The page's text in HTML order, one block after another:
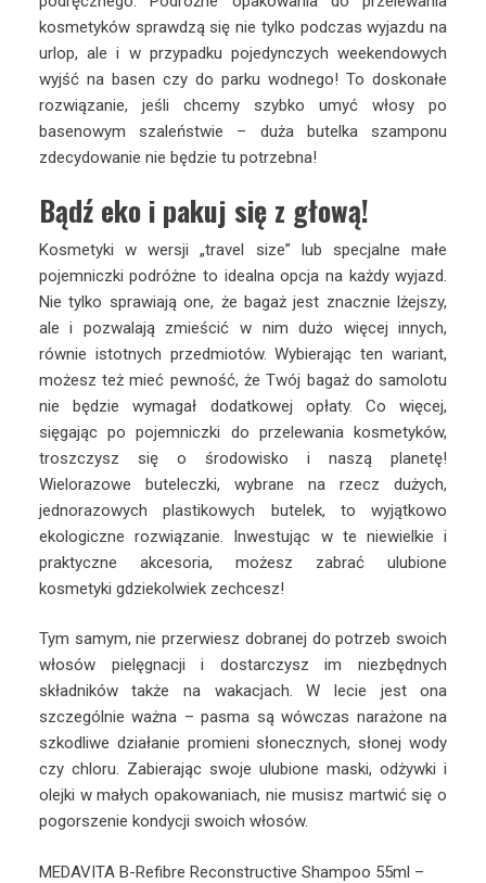
kosmetyków sprawdzą się nie tylko podczas wyjazdu na
urlop, ale i w przypadku pojedynczych weekendowych
wyjść na basen czy do parku wodnego! To doskonałe
rozwiązanie, jeśli chcemy szybko umyć włosy po
basenowym szaleństwie – duża butelka szamponu
zdecydowanie nie będzie tu potrzebna!
Bądź eko i pakuj się z głową!
Kosmetyki w wersji „travel size” lub specjalne małe
pojemniczki podróżne to idealna opcja na każdy wyjazd.
Nie tylko sprawiają one, że bagaż jest znacznie lżejszy,
ale i pozwalają zmieścić w nim dużo więcej innych,
równie istotnych przedmiotów. Wybierając ten wariant,
możesz też mieć pewność, że Twój bagaż do samolotu
nie będzie wymagał dodatkowej opłaty. Co więcej,
sięgając po pojemniczki do przelewania kosmetyków,
troszczysz się o środowisko i naszą planetę!
Wielorazowe buteleczki, wybrane na rzecz dużych,
jednorazowych plastikowych butelek, to wyjątkowo
ekologiczne rozwiązanie. Inwestując w te niewielkie i
praktyczne akcesoria, możesz zabrać ulubione
kosmetyki gdziekolwiek zechcesz!
Tym samym, nie przerwiesz dobranej do potrzeb swoich
włosów pielęgnacji i dostarczysz im niezbędnych
składników także na wakacjach. W lecie jest ona
szczególnie ważna – pasma są wówczas narażone na
szkodliwe działanie promieni słonecznych, słonej wody
czy chloru. Zabierając swoje ulubione maski, odżywki i
olejki w małych opakowaniach, nie musisz martwić się o
pogorszenie kondycji swoich włosów.
MEDAVITA B-Refibre Reconstructive Shampoo 55ml –